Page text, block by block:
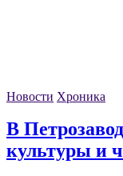
Новости Хроника
В
культуры и